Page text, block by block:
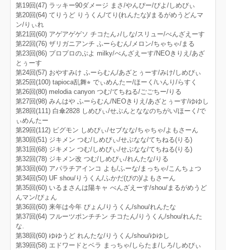
第19回(47) ラッキー90ダメージ まさ/やんぴー/ぴよ/しめぴぃ
第20回(64) てりうど りうくん/てり(れんたな)/まるがめうどんマ
ン/りぃれ
第21回(60) アゲアゲゲソ チコたん♪/しな/スリュー/べんざえーす
第22回(76) ザリガニアンチ ふーらむん/メロン/ちゃちゃ/まる
第23回(86) プロプロのぷよ milky/べんざえーす/NEOきりえ/あざ
とぅーす
第24回(57) おやすみけ ふーらむん/あざとぅーす/みけ/しめぴぃ
第25回(100) tapioca乱舞⭐︎ でぃめんたー/ほーく/いんり/らすく
第26回(80) melodia canyon つむ/てちねる/ごごちー/りる
第27回(98) みんはや ふーらむん/NEOきりえ/あざとぅーす/ゆゆし
第28回(111) 白傘2828 しめぴぃ/せぶんとななのちがい/ほーく/で
ぃめんたー
第29回(112) ビグモン しめぴぃ/セブなな/ちゃちゃ/よもさーん
第30回(51) ジキメン つむ/しめぴぃ/せぶなな/てちねる(りる)
第31回(68) ジキメン つむ/しめぴぃ/せぶなな/てちねる(りる)
第32回(78) ジキメン改 つむ/しめぴぃ/れんたな/りる
第33回(60) アパラチアインコ よも/ふーな/まっちゃ/こんちょつ
第34回(50) UF shou/りうくん/ふかだ(ぴの)/よもさーん
第35回(60) いるまさんは陽キャ べんざえーす/shou/まるがめうど
んマン/ぴょん
第36回(60) 来年は今年 ぴょん/りうくん/shou/れんたな
第37回(64) フルーツポンチチン チコたん/りうくん/shou/れんた
な.
第38回(60) ゆゆうど れんたな/りうくん/shou/ゆゆし
第39回(58) エドワードとベラ まっちゃ/しらたま/しろ/しめぴぃ